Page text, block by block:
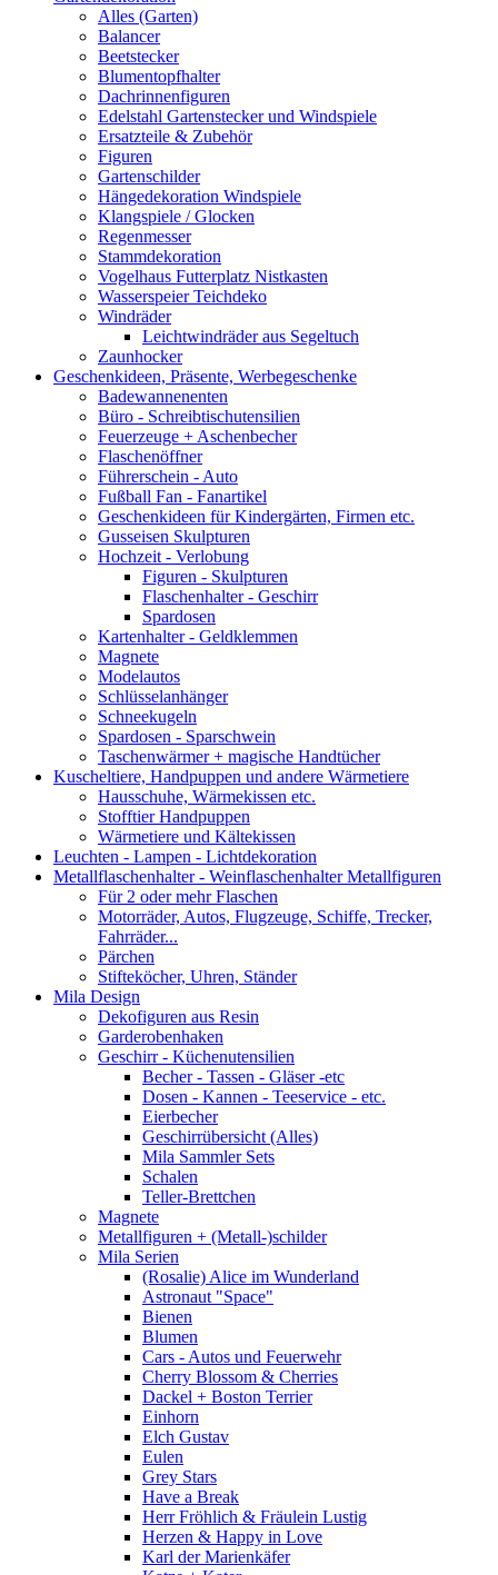
Alles (Garten)
Balancer
Beetstecker
Blumentopfhalter
Dachrinnenfiguren
Edelstahl Gartenstecker und Windspiele
Ersatzteile & Zubehör
Figuren
Gartenschilder
Hängedekoration Windspiele
Klangspiele / Glocken
Regenmesser
Stammdekoration
Vogelhaus Futterplatz Nistkasten
Wasserspeier Teichdeko
Windräder
Leichtwindräder aus Segeltuch
Zaunhocker
Geschenkideen, Präsente, Werbegeschenke
Badewannenenten
Büro - Schreibtischutensilien
Feuerzeuge + Aschenbecher
Flaschenöffner
Führerschein - Auto
Fußball Fan - Fanartikel
Geschenkideen für Kindergärten, Firmen etc.
Gusseisen Skulpturen
Hochzeit - Verlobung
Figuren - Skulpturen
Flaschenhalter - Geschirr
Spardosen
Kartenhalter - Geldklemmen
Magnete
Modelautos
Schlüsselanhänger
Schneekugeln
Spardosen - Sparschwein
Taschenwärmer + magische Handtücher
Kuscheltiere, Handpuppen und andere Wärmetiere
Hausschuhe, Wärmekissen etc.
Stofftier Handpuppen
Wärmetiere und Kältekissen
Leuchten - Lampen - Lichtdekoration
Metallflaschenhalter - Weinflaschenhalter Metallfiguren
Für 2 oder mehr Flaschen
Motorräder, Autos, Flugzeuge, Schiffe, Trecker,
Fahrräder...
Pärchen
Stifteköcher, Uhren, Ständer
Mila Design
Dekofiguren aus Resin
Garderobenhaken
Geschirr - Küchenutensilien
Becher - Tassen - Gläser -etc
Dosen - Kannen - Teeservice - etc.
Eierbecher
Geschirrübersicht (Alles)
Mila Sammler Sets
Schalen
Teller-Brettchen
Magnete
Metallfiguren + (Metall-)schilder
Mila Serien
(Rosalie) Alice im Wunderland
Astronaut "Space"
Bienen
Blumen
Cars - Autos und Feuerwehr
Cherry Blossom & Cherries
Dackel + Boston Terrier
Einhorn
Elch Gustav
Eulen
Grey Stars
Have a Break
Herr Fröhlich & Fräulein Lustig
Herzen & Happy in Love
Karl der Marienkäfer